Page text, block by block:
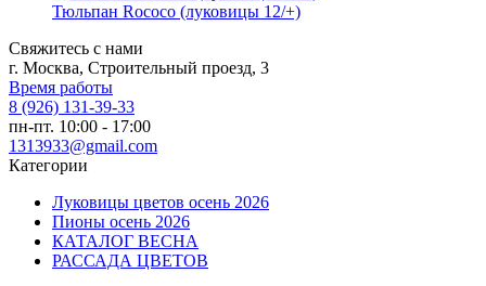
Тюльпан Rococo (луковицы 12/+)
Свяжитесь с нами
г. Москва, Строительный проезд, 3
Время работы
8 (926) 131-39-33
пн-пт. 10:00 - 17:00
1313933@gmail.com
Категории
Луковицы цветов осень 2026
Пионы осень 2026
КАТАЛОГ ВЕСНА
РАССАДА ЦВЕТОВ